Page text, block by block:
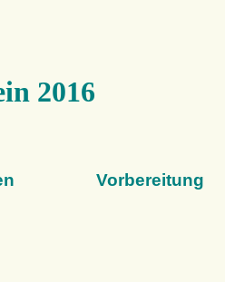
2016
Vorbereitung